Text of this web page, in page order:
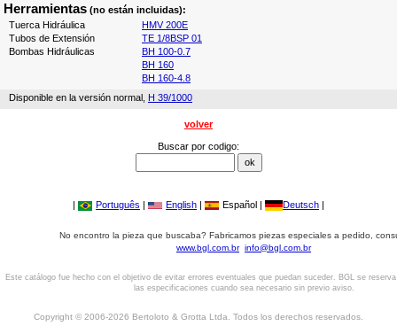
Herramientas (no están incluidas):
Tuerca Hidráulica
HMV 200E
Tubos de Extensión
TE 1/8BSP 01
Bombas Hidráulicas
BH 100-0.7
BH 160
BH 160-4.8
Disponible en la versión normal, H 39/1000
volver
Buscar por codigo:
| Português | English | Español | Deutsch |
No encontro la pieza que buscaba? Fabricamos piezas especiales a pedido,
www.bgl.com.br info@bgl.com.br
Este catálogo fue hecho con el objetivo de evitar errores eventuales que puedan suceder. BGL se
las especificaciones cuando sea necesario sin previo aviso.
Copyright © 2006-2026 Bertoloto & Grotta Ltda. Todos los derechos reservados.